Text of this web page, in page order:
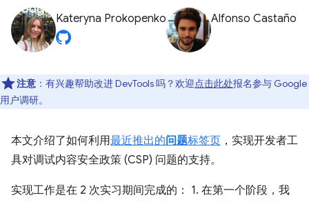
Kateryna Prokopenko Alfonso Castaño
注意 ：有兴趣帮助改进 DevTools 吗？欢迎点击此处报名参与 Google
用户调研。
本文介绍了如何利用最近推出的问题标签页 ，实现开发者工
具对调试内容安全政策 (CSP) 问题的支持。
实现工作是在 2 次实习期间完成的： 1. 在第一个阶段，我